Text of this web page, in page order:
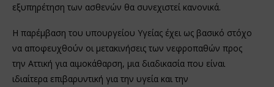
εξυπηρέτηση των ασθενών θα συνεχιστεί κανονικά.
Η παρέμβαση του υπουργείου Υγείας έχει ως βασικό στόχο
να αποφευχθούν οι μετακινήσεις των νεφροπαθών προς
την Αττική για αιμοκάθαρση, μια διαδικασία που είναι
ιδιαίτερα επιβαρυντική για την υγεία και την